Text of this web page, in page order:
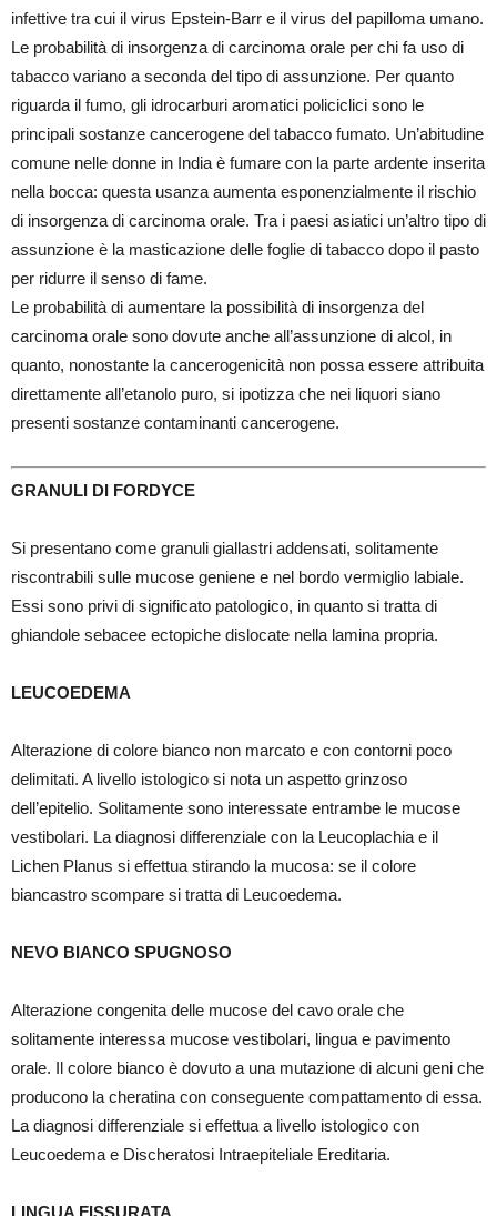
infettive tra cui il virus Epstein-Barr e il virus del papilloma umano.
Le probabilità di insorgenza di carcinoma orale per chi fa uso di
tabacco variano a seconda del tipo di assunzione. Per quanto
riguarda il fumo, gli idrocarburi aromatici policiclici sono le
principali sostanze cancerogene del tabacco fumato. Un’abitudine
comune nelle donne in India è fumare con la parte ardente inserita
nella bocca: questa usanza aumenta esponenzialmente il rischio
di insorgenza di carcinoma orale. Tra i paesi asiatici un’altro tipo di
assunzione è la masticazione delle foglie di tabacco dopo il pasto
per ridurre il senso di fame.
Le probabilità di aumentare la possibilità di insorgenza del
carcinoma orale sono dovute anche all’assunzione di alcol, in
quanto, nonostante la cancerogenicità non possa essere attribuita
direttamente all’etanolo puro, si ipotizza che nei liquori siano
presenti sostanze contaminanti cancerogene.
GRANULI DI FORDYCE
Si presentano come granuli giallastri addensati, solitamente
riscontrabili sulle mucose geniene e nel bordo vermiglio labiale.
Essi sono privi di significato patologico, in quanto si tratta di
ghiandole sebacee ectopiche dislocate nella lamina propria.
LEUCOEDEMA
Alterazione di colore bianco non marcato e con contorni poco
delimitati. A livello istologico si nota un aspetto grinzoso
dell’epitelio. Solitamente sono interessate entrambe le mucose
vestibolari. La diagnosi differenziale con la Leucoplachia e il
Lichen Planus si effettua stirando la mucosa: se il colore
biancastro scompare si tratta di Leucoedema.
NEVO BIANCO SPUGNOSO
Alterazione congenita delle mucose del cavo orale che
solitamente interessa mucose vestibolari, lingua e pavimento
orale. Il colore bianco è dovuto a una mutazione di alcuni geni che
producono la cheratina con conseguente compattamento di essa.
La diagnosi differenziale si effettua a livello istologico con
Leucoedema e Discheratosi Intraepiteliale Ereditaria.